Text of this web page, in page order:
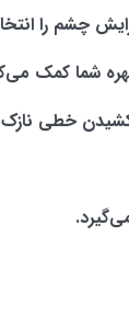
چشم را
شما کمک
کشیدن خطی